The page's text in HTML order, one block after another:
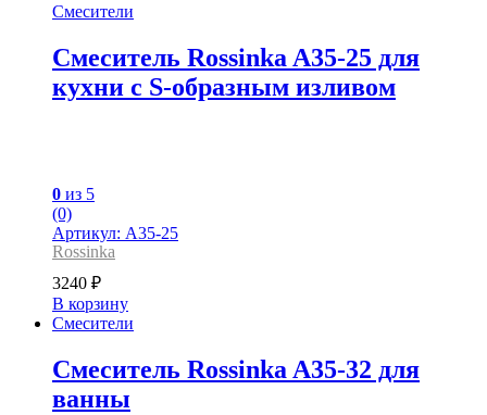
Смесители
Смеситель Rossinka A35-25 для
кухни с S-образным изливом
0 из 5
(0)
Артикул: A35-25
Rossinka
3240 ₽
В корзину
Смесители
Смеситель Rossinka A35-32 для
ванны